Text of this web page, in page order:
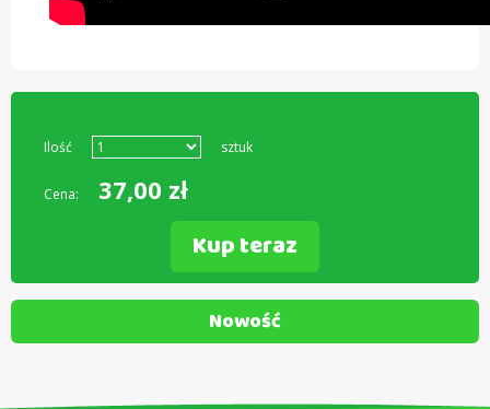
Ilość sztuk
Cena: 37,00 zł
Kup teraz
Nowość